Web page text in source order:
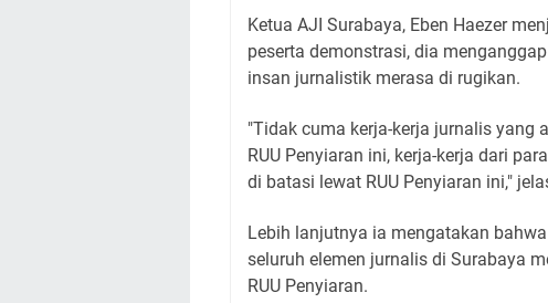
Ketua AJI Surabaya, Eben Haezer
peserta demonstrasi, dia
insan jurnalistik merasa di rugikan.
"Tidak cuma kerja-kerja jurnalis yang
RUU Penyiaran ini, kerja-kerja dari
di batasi lewat RUU Penyiaran ini,"
Lebih lanjutnya ia mengatakan
seluruh elemen jurnalis di Surabaya
RUU Penyiaran.